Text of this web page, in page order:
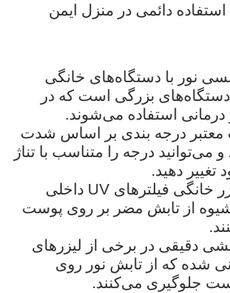
دائمی در منزل ایمن
نور با دستگاه‌های خانگی
دستگاه‌های بزرگی است که در
درمانی استفاده می‌شوند.
معتبر درجه بندی بر اساس شدت
و می‌توانید درجه را متناسب با تناژ
دهید.
دستگاه‌های لیزر خانگی فیلترهای UV داخلی
شیوه از تابش مضر بر روی پوست
دقیقی در برخی از لیزرهای
شده که از تابش نور روی
جلوگیری می‌کنند.